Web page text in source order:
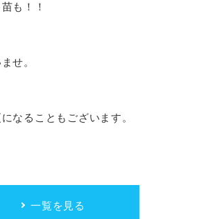
も！！
せ。
なることもございます。
一覧を見る